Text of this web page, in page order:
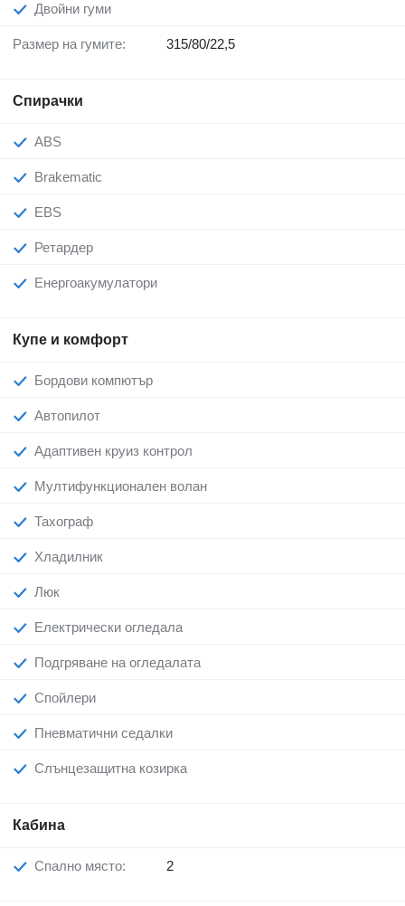
Двойни гуми
Размер на гумите: 315/80/22,5
Спирачки
ABS
Brakematic
EBS
Ретардер
Енергоакумулатори
Купе и комфорт
Бордови компютър
Автопилот
Адаптивен круиз контрол
Мултифункционален волан
Тахограф
Хладилник
Люк
Електрически огледала
Подгряване на огледалата
Спойлери
Пневматични седалки
Слънцезащитна козирка
Кабина
Спално място: 2